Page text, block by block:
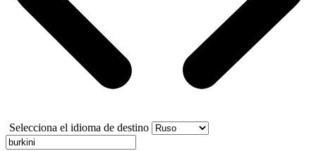
Selecciona el idioma de destino